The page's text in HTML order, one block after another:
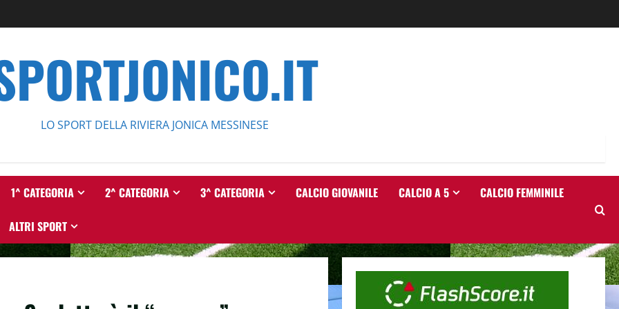
LO SPORT DELLA RIVIERA JONICA MESSINESE
1^ CATEGORIA 2^ CATEGORIA 3^ CATEGORIA CALCIO GIOVANILE CALCIO A 5 CALCIO FEMMINILE
ALTRI SPORT